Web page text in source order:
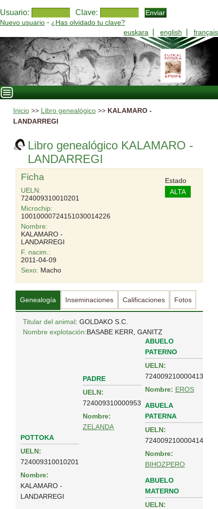
Usuario: Clave:
Nuevo usuario - ¿Has olvidado tu clave?
euskara
english français
Inicio>> Libro genealógico>> KALAMARO -
LANDARREGI
Libro genealógico KALAMARO -
LANDARREGI
Ficha
UELN:
724009310010201
Microchip:
10010000724151030014226
Nombre:
KALAMARO -
LANDARREGI
F. nacim.:
2011-04-09
Sexo: Macho
Estado
ALTA
Genealogía Inseminaciones Calificaciones Fotos
Titular del animal: GOLDAKO S.C.
Nombre explotación:BASABE KERR, GANITZ
POTTOKA
UELN:
724009310010201
Nombre:
KALAMARO -
LANDARREGI
PADRE
UELN:
724009310000953
Nombre:
ZELANDA
ABUELO
PATERNO
UELN:
724009210000413
Nombre: EROS
ABUELA
PATERNA
UELN:
724009210000414
Nombre:
BIHOZPERO
ABUELO
MATERNO
UELN: